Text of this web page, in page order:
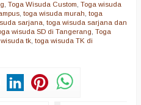
Toga Wisuda Custom Toga wisuda
toga wisuda murah toga
sarjana toga wisuda sarjana dan
wisuda SD di Tangerang Toga
tk toga wisuda TK di